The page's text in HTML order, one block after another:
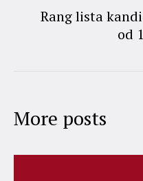
Rang lista
od
More posts